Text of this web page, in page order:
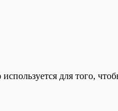
для того,